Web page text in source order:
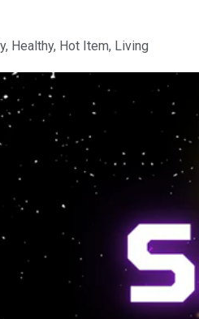
, Healthy, Hot Item, Living